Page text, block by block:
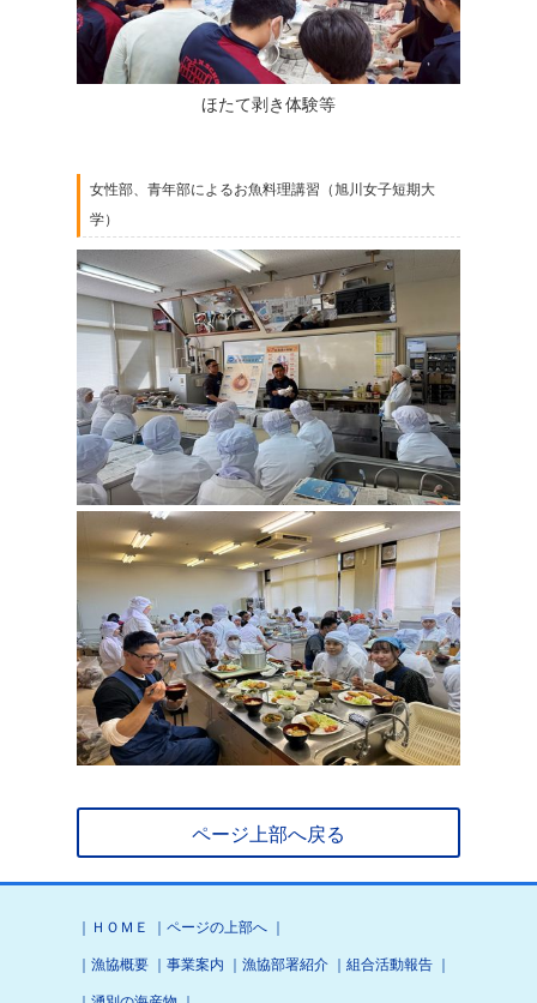
ほたて剥き体験等
女性部、青年部によるお魚料理講習（旭川女子短期大
学）
ページ上部へ戻る
ＨＯＭＥ ページの上部へ
漁協概要 事業案内 漁協部署紹介 組合活動報告